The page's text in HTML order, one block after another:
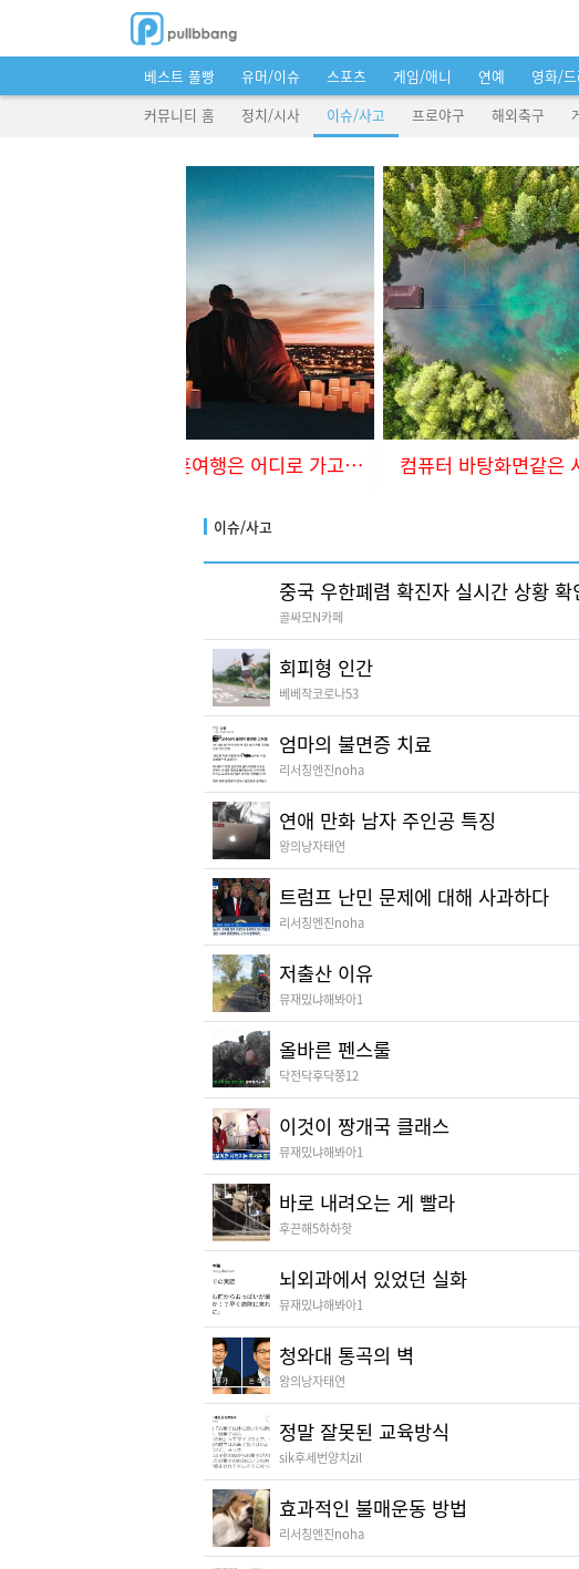
베스트 풀빵 유머/이슈 스포츠 게임/애니 연예 영화/
커뮤니티 홈
정치/시사 이슈/사고 프로야구 해외축구
신혼여행은 어디로 가고싶으세요?
이슈/사고
중국 우한폐렴 확진자 실시간 상황
골싸모N카페
회피형 인간
베베작코로나53
엄마의 불면증 치료
리서칭엔진noha
연애 만화 남자 주인공 특징
왕의낭자태연
트럼프 난민 문제에 대해 사과하다
리서칭엔진noha
저출산 이유
뮤재밌냐해봐아1
올바른 펜스룰
닥전닥후닥쭝12
이것이 짱개국 클래스
뮤재밌냐해봐아1
바로 내려오는 게 빨라
후끈해5하하핫
뇌외과에서 있었던 실화
뮤재밌냐해봐아1
청와대 통곡의 벽
왕의낭자태연
정말 잘못된 교육방식
sik후세번양치zil
효과적인 불매운동 방법
리서칭엔진noha